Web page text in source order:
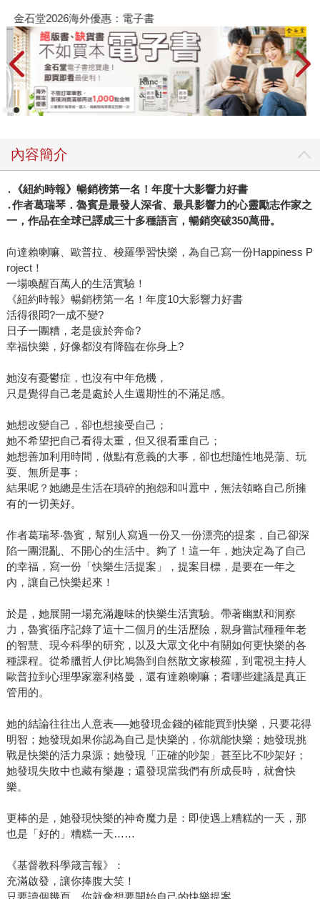
金石堂2026海外優惠：電子書
內容簡介
․《紐約時報》暢銷榜第一名！年度十大影響力好書
․作者葛瑞琴．魯賓是最發人深省、最具影響力的心靈勵志作家之
一，作品在全球已譯成三十多種語言，暢銷突破350萬冊。
向達賴喇嘛、歐普拉、梭羅學習快樂，為自己寫一份Happiness P
roject！
一場喚醒百萬人的生活實驗！
《紐約時報》暢銷榜第一名！年度10大影響力好書
活得很悶?一成不變?
日子一團糟，老是疲於奔命?
幸福快樂，好像都沒有降臨在你身上?
她沒有憂鬱症，也沒有中年危機，
只是覺得自己老是處於人生週期性的不滿足感。
她想改變自己，卻也想接受自己；
她不希望把自己看得太重，但又很看重自己；
她想善加利用時間，做點有意義的大事，卻也想隨性地晃蕩、玩
耍、無所是事；
結果呢？她總是生活在瑣碎的抱怨和叫囂中，無法領略自己所擁
有的一切美好。
作者葛瑞琴‧魯賓，幫別人寫過一份又一份漂亮的提案，自己卻深
陷一團混亂、不開心的生活中。夠了！這一年，她決定為了自己
的幸福，寫一份「快樂生活提案」，提案目標，是要在一年之
內，讓自己快樂起來！
於是，她展開一場充滿趣味的快樂生活實驗。帶著幽默和洞察
力，魯賓循序記錄了這十二個月的生活歷險，親身嘗試種種年老
的智慧、現今科學的研究，以及大眾文化中有關如何更快樂的各
種課程。從希臘哲人伊比鳩魯到自然散文家梭羅，到電視主持人
歐普拉到心理學家塞利格曼，還有達賴喇嘛；看哪些建議是真正
管用的。
她的結論往往出人意表──她發現金錢的確能買到快樂，只要花得
明智；她發現如果你認為自己是快樂的，你就能快樂；她發現挑
戰是快樂的活力泉源；她發現「正確的吵架」甚至比不吵架好；
她發現失敗中也藏有樂趣；還發現當我們有所成長時，就會快
樂。
更棒的是，她發現快樂的神奇魔力是：即使遇上糟糕的一天，那
也是「好的」糟糕一天……
《基督教科學箴言報》：
充滿啟發，讓你捧腹大笑！
只要讀個幾頁，你就會想要開始自己的快樂提案。